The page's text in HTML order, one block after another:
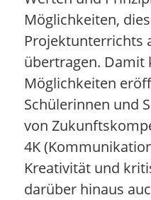
Möglichkeiten,
Projektunterrichts
übertragen. Damit
Möglichkeiten
Schülerinnen und
von
4K
Kreativität und
darüber hinaus